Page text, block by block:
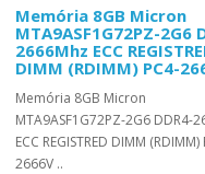
Memória 8GB Micron
MTA9ASF1G72PZ-2G6
2666Mhz ECC
DIMM (RDIMM) PC4-
Memória 8GB Micron
MTA9ASF1G72PZ-2G6 DDR4-
ECC REGISTRED DIMM (RDIMM)
2666V ..